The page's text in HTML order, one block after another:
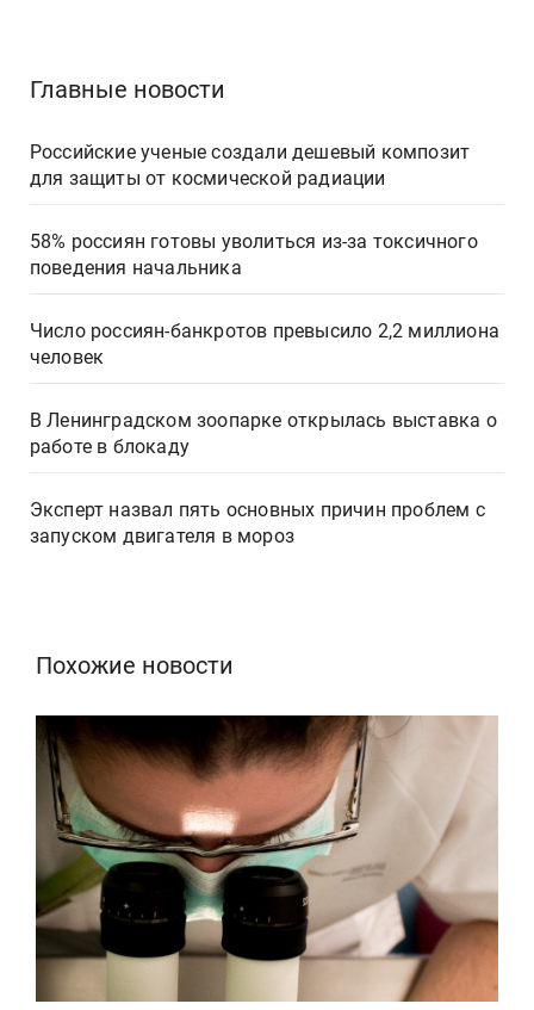
Главные новости
Российские ученые создали дешевый композит
для защиты от космической радиации
58% россиян готовы уволиться из-за токсичного
поведения начальника
Число россиян-банкротов превысило 2,2 миллиона
человек
В Ленинградском зоопарке открылась выставка о
работе в блокаду
Эксперт назвал пять основных причин проблем с
запуском двигателя в мороз
Похожие новости